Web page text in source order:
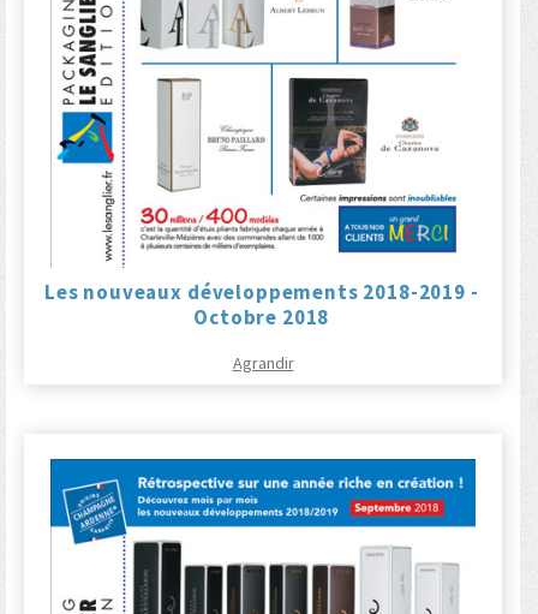
Les nouveaux développements 2018-2019 -
Octobre 2018
Agrandir